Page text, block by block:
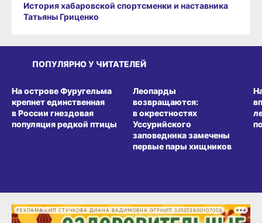
История хабаровской спортсменки и наставника
Татьяны Гриценко
ПОПУЛЯРНО У ЧИТАТЕЛЕЙ
На острове Фуругельма
крепнет единственная
в России гнездовая
популяция редкой птицы
Леопарды
возвращаются:
в окрестностях
Уссурийского
заповедника замечены
первые пары хищников
РЕКЛАМА • ИП СТУЧКОВА ДИАНА ВАДИМОВНА ОГРНИП 325253600107053